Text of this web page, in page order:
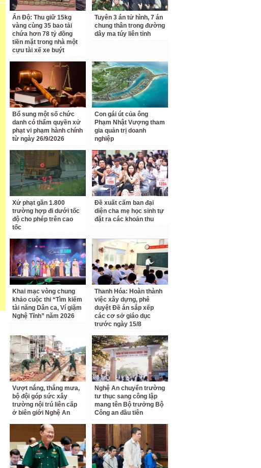
Ấn Độ: Thu giữ 15kg
vàng cùng 35 bao tải
chứa hơn 78 tỷ đồng
tiền mặt trong nhà một
cựu tài xế xe buýt
Tuyên 3 án tử hình, 7 án
chung thân trong đường
dây ma túy liên tỉnh
Bổ sung một số chức
danh có thẩm quyền xử
phạt vi phạm hành chính
từ ngày 26/9/2026
Con gái út của ông
Phạm Nhật Vượng tham
gia quản trị doanh
nghiệp
Xử phạt gần 1.800
trường hợp đi dưới tốc
độ cho phép trên cao
tốc
Đề xuất cấm ban đại
diện cha mẹ học sinh tự
đặt ra các khoản thu
Khai mạc vòng chung
khảo cuộc thi “Tìm kiếm
tài năng Dân ca, Ví giặm
Nghệ Tĩnh” năm 2026
Thanh Hóa: Hoàn thành
việc xây dựng, phê
duyệt Đề án sắp xếp
các cơ sở giáo dục
trước ngày 15/8
Vượt nắng, thắng mưa,
bộ đội góp sức xây
trường nội trú liên cấp
ở biên giới Nghệ An
Nghệ An chuyển trường
tư thục sang công lập
mang tên Bộ trưởng Bộ
Công an đầu tiên